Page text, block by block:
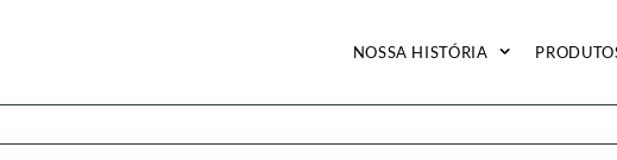
NOSSA HISTÓRIA